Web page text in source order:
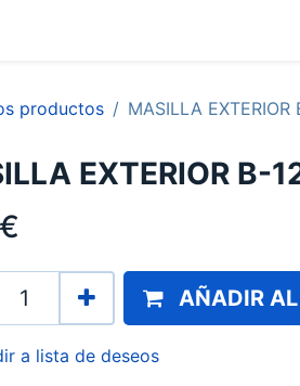
productos MASILLA EXTERIOR
EXTERIOR B-
€
AÑADIR
a lista de deseos